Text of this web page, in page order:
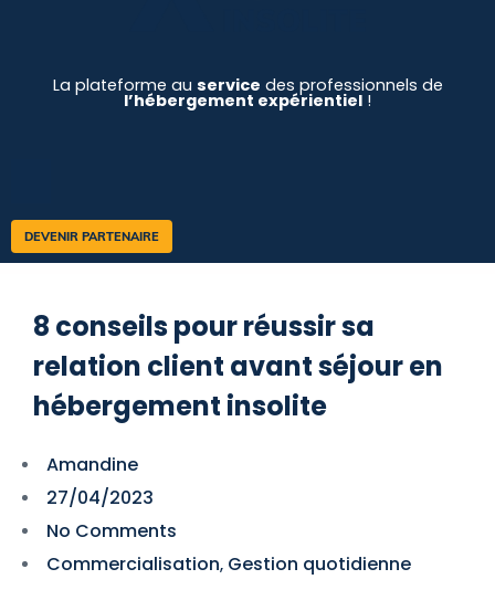
La plateforme au service des professionnels de
l’hébergement expérientiel !
DEVENIR PARTENAIRE
8 conseils pour réussir sa
relation client avant séjour en
hébergement insolite
Amandine
27/04/2023
No Comments
Commercialisation, Gestion quotidienne